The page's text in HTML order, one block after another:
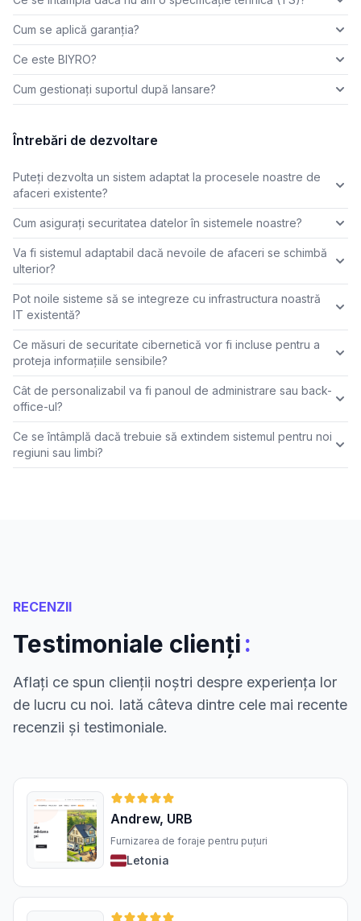
Cum se aplică garanția?
Ce este BIYRO?
Cum gestionați suportul după lansare?
Întrebări de dezvoltare
Puteți dezvolta un sistem adaptat la procesele noastre de
afaceri existente?
Cum asigurați securitatea datelor în sistemele noastre?
Va fi sistemul adaptabil dacă nevoile de afaceri se schimbă
ulterior?
Pot noile sisteme să se integreze cu infrastructura noastră
IT existentă?
Ce măsuri de securitate cibernetică vor fi incluse pentru a
proteja informațiile sensibile?
Cât de personalizabil va fi panoul de administrare sau back-
office-ul?
Ce se întâmplă dacă trebuie să extindem sistemul pentru noi
regiuni sau limbi?
RECENZII
Testimoniale clienți:
Aflați ce spun clienții noștri despre experiența lor
de lucru cu noi. Iată câteva dintre cele mai recente
recenzii și testimoniale.
Andrew, URB
Furnizarea de foraje pentru puțuri
Letonia